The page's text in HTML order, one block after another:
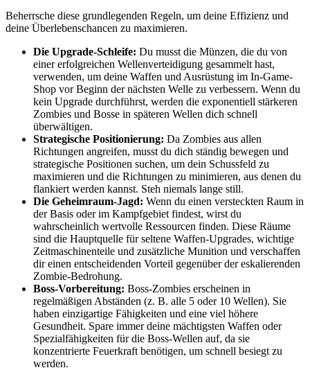
Beherrsche diese grundlegenden Regeln, um deine Effizienz und
deine Überlebenschancen zu maximieren.
Die Upgrade-Schleife: Du musst die Münzen, die du von
einer erfolgreichen Wellenverteidigung gesammelt hast,
verwenden, um deine Waffen und Ausrüstung im In-Game-
Shop vor Beginn der nächsten Welle zu verbessern. Wenn du
kein Upgrade durchführst, werden die exponentiell stärkeren
Zombies und Bosse in späteren Wellen dich schnell
überwältigen.
Strategische Positionierung: Da Zombies aus allen
Richtungen angreifen, musst du dich ständig bewegen und
strategische Positionen suchen, um dein Schussfeld zu
maximieren und die Richtungen zu minimieren, aus denen du
flankiert werden kannst. Steh niemals lange still.
Die Geheimraum-Jagd: Wenn du einen versteckten Raum in
der Basis oder im Kampfgebiet findest, wirst du
wahrscheinlich wertvolle Ressourcen finden. Diese Räume
sind die Hauptquelle für seltene Waffen-Upgrades, wichtige
Zeitmaschinenteile und zusätzliche Munition und verschaffen
dir einen entscheidenden Vorteil gegenüber der eskalierenden
Zombie-Bedrohung.
Boss-Vorbereitung: Boss-Zombies erscheinen in
regelmäßigen Abständen (z. B. alle 5 oder 10 Wellen). Sie
haben einzigartige Fähigkeiten und eine viel höhere
Gesundheit. Spare immer deine mächtigsten Waffen oder
Spezialfähigkeiten für die Boss-Wellen auf, da sie
konzentrierte Feuerkraft benötigen, um schnell besiegt zu
werden.